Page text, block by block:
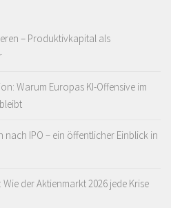
– Produktivkapital als
Warum Europas KI-Offensive im
nach IPO – ein öffentlicher Einblick in
der Aktienmarkt 2026 jede Krise